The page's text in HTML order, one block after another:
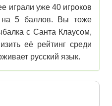
играли уже 40 игроков
5 баллов. Вы тоже
с Санта Клаусом,
её рейтинг среди
русский язык.